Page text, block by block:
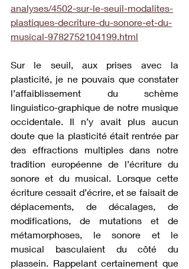
analyses/4502-sur-le-seuil-modalites-
plastiques-decriture-du-sonore-et-du-
musical-9782752104199.html
Sur le seuil, aux prises avec la
plasticité, je ne pouvais que constater
l’affaiblissement du schème
linguistico-graphique de notre musique
occidentale. Il n’y avait plus aucun
doute que la plasticité était rentrée par
des effractions multiples dans notre
tradition européenne de l’écriture du
sonore et du musical. Lorsque cette
écriture cessait d’écrire, et se faisait de
déplacements, de décalages, de
modifications, de mutations et de
métamorphoses, le sonore et le
musical basculaient du côté du
plassein. Rappelant certainement que